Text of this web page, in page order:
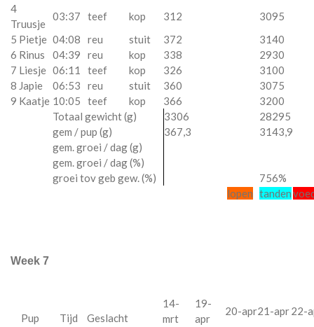
4
Truusje
03:37 teef kop 312
3095
5 Pietje 04:08 reu stuit 372
3140
6 Rinus
04:39 reu kop 338
2930
7 Liesje 06:11 teef kop 326
3100
8 Japie
06:53 reu stuit 360
3075
9 Kaatje 10:05 teef kop 366
3200
Totaal gewicht (g)
3306
28295
gem / pup (g)
367,3
3143,9
gem. groei / dag (g)
gem. groei / dag (%)
groei tov geb gew. (%)
756%
lopen tanden
Week 7
Pup Tijd Geslacht
14-
mrt
19-
apr
20-apr21-apr22-